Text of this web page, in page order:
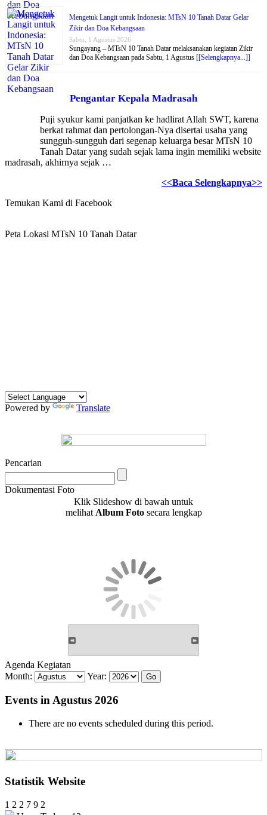
Mengetuk Langit untuk Indonesia: MTsN 10 Tanah Datar Gelar
Zikir dan Doa Kebangsaan
Sabtu, 1 Agustus 2026
Sungayang – MTsN 10 Tanah Datar melaksanakan kegiatan Zikir
dan Doa Kebangsaan pada Sabtu, 1 Agustus [[Selengkapnya...]]
Pengantar Kepala Madrasah
Puji syukur kami panjatkan ke hadlirat Allah SWT, karena
berkat rahmat dan pertolongan-Nya disertai usaha yang
sungguh-sungguh dari segenap keluarga besar MTsN 10
Tanah Datar yang sudah sejak lama ingin memiliki website
madrasah, akhirnya sejak …
<<Baca Selengkapnya>>
Temukan Kami di Facebook
Peta Lokasi MTsN 10 Tanah Datar
Powered by Translate
Pencarian
Dokumentasi Foto
Klik Slideshow di bawah untuk
melihat Album Fotosecara lengkap
Agenda Kegiatan
Month:
Year:
Events in Agustus 2026
There are no events scheduled during this period.
Statistik Website
1 2 2 7 9 2